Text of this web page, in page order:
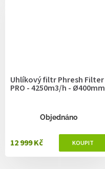
Uhlíkový filtr Phresh Filter
PRO - 4250m3/h - Ø400mm
Objednáno
12 999 Kč